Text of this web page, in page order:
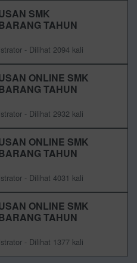
SMK
TAHUN
- Dilihat 2094 kali
ONLINE SMK
TAHUN
- Dilihat 2932 kali
ONLINE SMK
TAHUN
- Dilihat 4031 kali
ONLINE SMK
TAHUN
- Dilihat 1377 kali